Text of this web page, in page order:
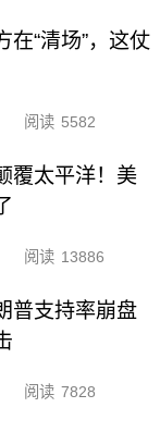
在“清场”，这仗
阅读 5582
覆太平洋！美
阅读 13886
普支持率崩盘
阅读 7828